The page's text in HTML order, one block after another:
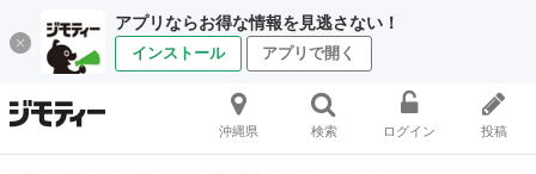
アプリならお得な情報を見逃さない！
インストール アプリで開く
沖縄県 検索 ログイン 投稿